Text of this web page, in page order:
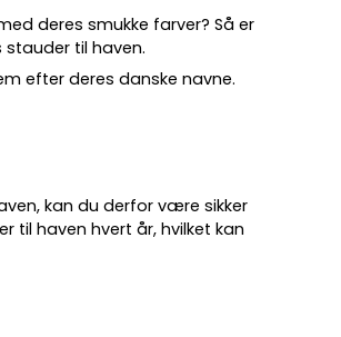
deres smukke farver? Så er
til haven.
efter deres danske navne.
kan du derfor være sikker
til haven hvert år, hvilket kan